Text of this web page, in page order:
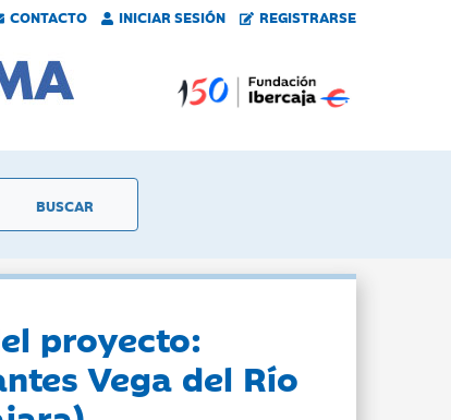
CONTACTO INICIAR SESIÓN REGISTRARSE
proyecto:
Vega del Río